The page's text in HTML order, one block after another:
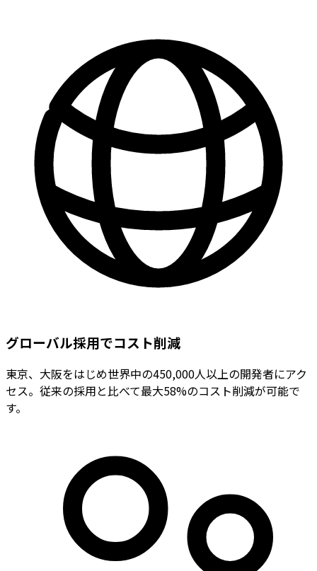
グローバル採用でコスト削減
東京、大阪をはじめ世界中の450,000人以上の開発者にアク
セス。従来の採用と比べて最大58%のコスト削減が可能で
す。